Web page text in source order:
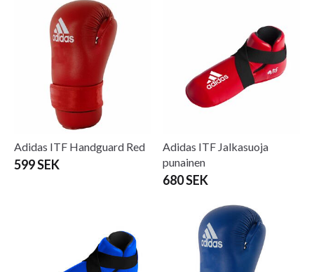
Adidas ITF Handguard Red
599 SEK
Adidas ITF Jalkasuoja
punainen
680 SEK